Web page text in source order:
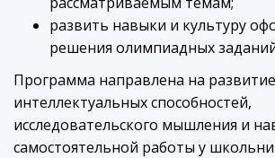
развить навыки и культуру
решения олимпиадных
Программа направлена на развитие
интеллектуальных способностей,
исследовательского мышления и
самостоятельной работы у